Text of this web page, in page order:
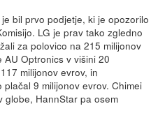
bil prvo podjetje, ki je opozorilo
LG je prav tako zgledno
za polovico na 215 milijonov
Optronics v višini 20
milijonov evrov, in
9 milijonov evrov. Chimei
globe, HannStar pa osem